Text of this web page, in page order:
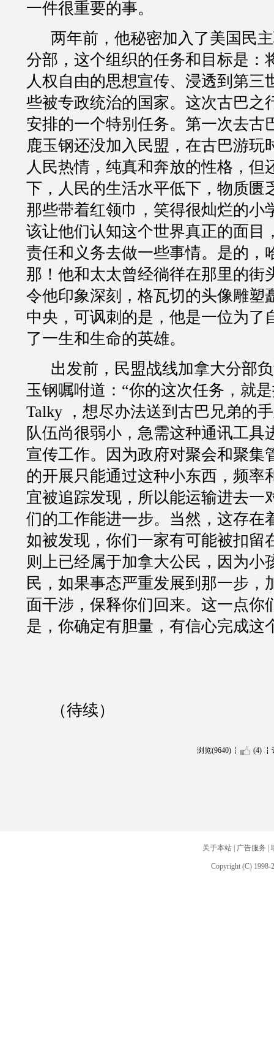
一件很重要的事。
两年前，他秘密加入了美国民
分部，这个组织的任务和目标是：
人权自由的思想宣传、浸透到第三
些被专政统治的国家。这次古巴之
安排的一个特别任务。第一次去古
鹿玉钢还没加入民盟，在古巴游玩
人民热情，纯真和奔放的性格，但
下，人民的生活水平低下，物质匮
那些带着红领巾，笑得很灿烂的小
该让他们认知这个世界真正的面目
责任和义务去做一些事情。是的，
那！他和太太曾经徜徉在那里的街
令他印象深刻，格瓦切的头像雕塑
中央，可讽刺的是，他是一位为了
了一生和生命的英雄。
出发前，民盟战线加拿大分部
玉钢嘱咐道： “你的这次任务，就
Talky
，想尽办法送到古巴兄弟的
队伍尚很弱小，急需这种通讯工具
宣传工作。因为政府对聚会和聚集
的开展只能通过这种小东西，频率
宜被追踪发现，所以能运输进去一
们的工作能进一步。当然，这存在
如被发现，你们一家有可能被扣留
则上已经属于加拿大公民，因为小
民，如果事态严重发展到那一步，
面干涉，保释你们回来。这一点你
是，你确定有胆量，有信心完成这
（待续）
浏览(9640) (4)
关于本站| 广告服务
Copyright (C) 1998-